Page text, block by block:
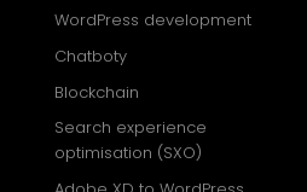
WordPress development
Chatboty
Blockchain
Search experience
optimisation (SXO)